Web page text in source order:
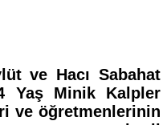
ve Hacı Sabahat
Yaş Minik Kalpler
ve öğretmenlerinin